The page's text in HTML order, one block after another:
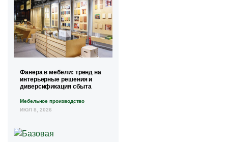
Фанера в мебели: тренд на
интерьерные решения и
диверсификация сбыта
Мебельное производство
ИЮЛ 8, 2026